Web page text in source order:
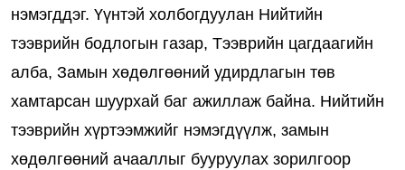
нэмэгддэг. Үүнтэй холбогдуулан Нийтийн
тээврийн бодлогын газар, Тээврийн цагдаагийн
алба, Замын хөдөлгөөний удирдлагын төв
хамтарсан шуурхай баг ажиллаж байна. Нийтийн
тээврийн хүртээмжийг нэмэгдүүлж, замын
хөдөлгөөний ачааллыг бууруулах зорилгоор